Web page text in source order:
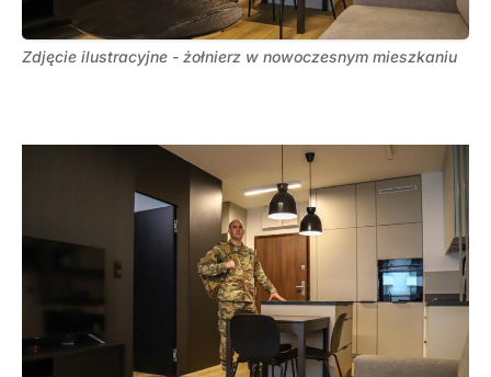
Zdjęcie ilustracyjne - żołnierz w nowoczesnym mieszkaniu